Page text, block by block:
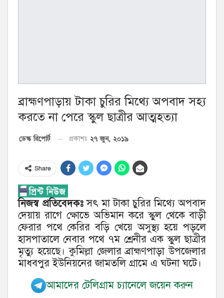
ব্রাহ্মণপাড়ায় টাকা চুরির মিথ্যে অপবাদ সহ্য
করতে না পেরে স্কুল ছাত্রীর আত্মহত্যা
ডেস্ক রিপোর্ট প্রকাশঃ ২৭ জুন, ২০১৯
Share
নিজস্ব প্রতিবেদকঃসৎ মা টাকা চুরির মিথ্যে অপবাদ
দেয়ায় রাগে ক্ষোভে অভিমান করে স্কুল থেকে বাড়ী
ফেরার পথে কেরির বড়ি খেয়ে অসুস্থ্য হয়ে পড়লে
হাসপাতালে নেবার পথে ৭ম শ্রেনীর এক স্কুল ছাত্রীর
মৃত্যু হয়েছে। কুমিল্লা জেলার ব্রাহ্মণপাড়া উপজেলার
মাধবপুর ইউনিয়নের জামতলি গ্রামে এ ঘটনা ঘটে।
আমাদের টেলিগ্রাম চ্যানেলে জয়েন করুন